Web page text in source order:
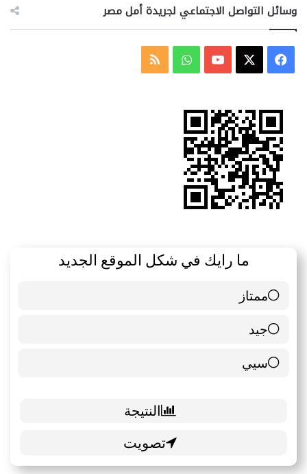
وسائل التواصل الاجتماعي لجريدة أمل مصر
فيسبوك ‫YouTubeواتسابملخص
ما رايك في شكل الموقع الجديد
ممتاز
6 ( 85.71 % )
جيد
0 ( 0 % )
سيي
1 ( 14.29 % )